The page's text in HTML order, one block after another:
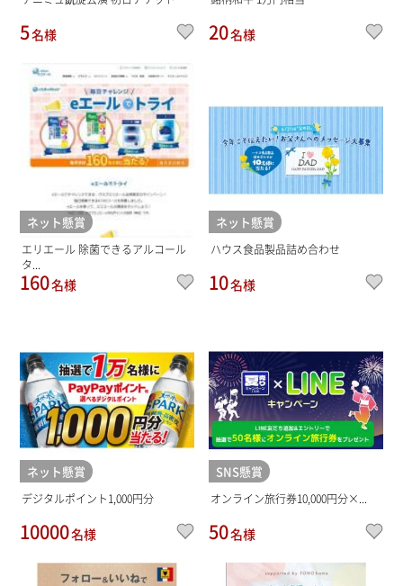
5名様 20名様
ネット懸賞
エリエール 除菌できるアルコール
タ...
160名様
ネット懸賞
ハウス食品製品詰め合わせ
10名様
ネット懸賞
デジタルポイント1,000円分
10000名様
SNS懸賞
オンライン旅行券10,000円分×...
50名様